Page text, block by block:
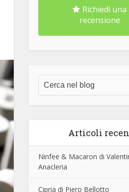
Richiedi una
recensione
Articoli
Ninfee & Macaron di
Anacleria
Cipria di Piero Bellotto